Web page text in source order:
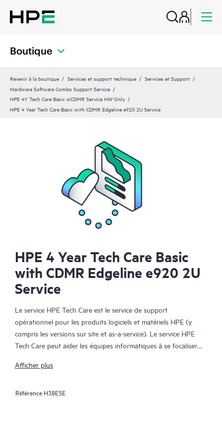
Boutique
Revenir à la boutique Services et support technique
Services et Support
Hardware Software Combo Support Service
HPE 4Y Tech Care Basic wCDMR Service HW Only
HPE 4 Year Tech Care Basic with CDMR Edgeline e920 2U Service
HPE 4 Year Tech Care Basic
with CDMR Edgeline e920 2U
Service
Le service HPE Tech Care est le service de support
opérationnel pour les produits logiciels et matériels HPE (y
compris les versions sur site et as-a-service). Le service HPE
Tech Care peut aider les équipes informatiques à se focaliser
chercher proactivement de meilleures méthodes de travail,
Afficher plus
Référence H38E5E